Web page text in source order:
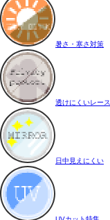
暑さ・寒さ対策
透けにくいレース
日中見えにくい